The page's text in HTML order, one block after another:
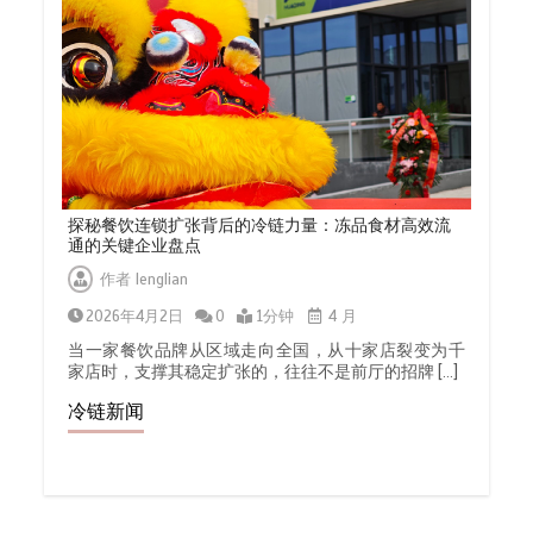
探秘餐饮连锁扩张背后的冷链力量：冻品食材高效流
通的关键企业盘点
作者lenglian
2026年4月2日
0 1分钟
4 月
当一家餐饮品牌从区域走向全国，从十家店裂变为千
家店时，支撑其稳定扩张的，往往不是前厅的招牌 […]
冷链新闻